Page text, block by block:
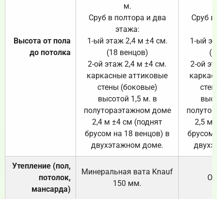
Высота от пола
до потолка
м.
Сруб в полтора и два
этажа:
1-ый этаж 2,4 м ±4 см.
(18 венцов)
2-ой этаж 2,4 м ±4 см.
каркасные аттиковые
стены (боковые)
высотой 1,5 м. в
полутораэтажном доме
2,4 м ±4 см (поднят
брусом на 18 венцов) в
двухэтажном доме.
Сруб
1-ый
2-ой
2,5 м
брусом
Утепление (пол,
потолок,
мансарда)
Минеральная вата Knauf
150 мм.